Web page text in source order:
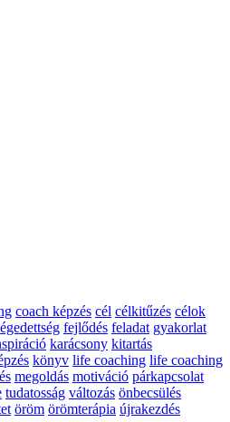
coach képzés cél célkitűzés célok
fejlődés feladat gyakorlat
karácsony kitartás
könyv life coaching life coaching
megoldás motiváció párkapcsolat
tudatosság változás önbecsülés
öröm örömterápia újrakezdés